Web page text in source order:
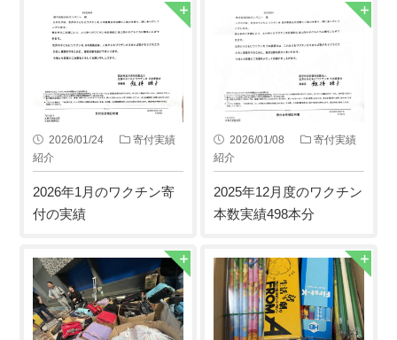
2026/01/24
寄付実績
紹介
2026年1月のワクチン寄
付の実績
2026/01/08
寄付実績
紹介
2025年12月度のワクチン
本数実績498本分